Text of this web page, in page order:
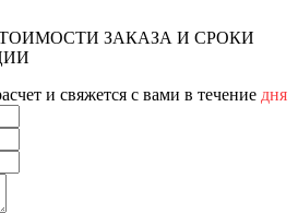
ЗАКАЗА И СРОКИ
и свяжется с вами в течение дня